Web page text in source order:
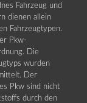
Fahrzeug und
dienen allein
Fahrzeugtypen.
Pkw-
Die
wurden
Der
Pkw sind nicht
durch den